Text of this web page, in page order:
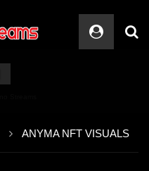
ANYMA NFT VISUALS